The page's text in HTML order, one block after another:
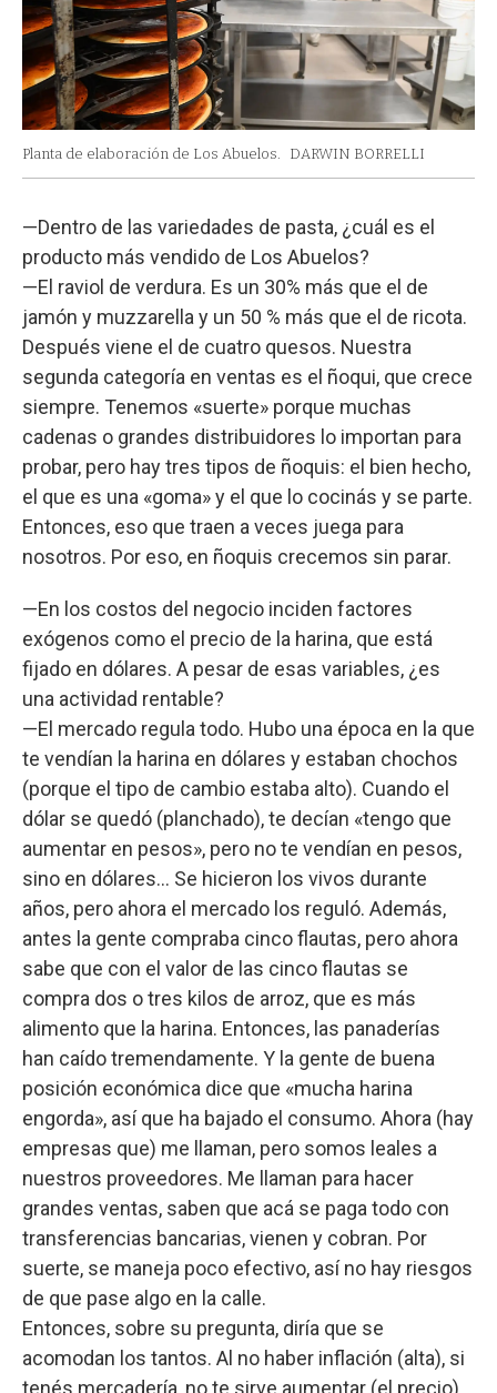
Planta de elaboración de Los Abuelos. DARWIN BORRELLI
—Dentro de las variedades de pasta, ¿cuál es el
producto más vendido de Los Abuelos?
—El raviol de verdura. Es un 30% más que el de
jamón y muzzarella y un 50 % más que el de ricota.
Después viene el de cuatro quesos. Nuestra
segunda categoría en ventas es el ñoqui, que crece
siempre. Tenemos «suerte» porque muchas
cadenas o grandes distribuidores lo importan para
probar, pero hay tres tipos de ñoquis: el bien hecho,
el que es una «goma» y el que lo cocinás y se parte.
Entonces, eso que traen a veces juega para
nosotros. Por eso, en ñoquis crecemos sin parar.
—En los costos del negocio inciden factores
exógenos como el precio de la harina, que está
fijado en dólares. A pesar de esas variables, ¿es
una actividad rentable?
—El mercado regula todo. Hubo una época en la que
te vendían la harina en dólares y estaban chochos
(porque el tipo de cambio estaba alto). Cuando el
dólar se quedó (planchado), te decían «tengo que
aumentar en pesos», pero no te vendían en pesos,
sino en dólares... Se hicieron los vivos durante
años, pero ahora el mercado los reguló. Además,
antes la gente compraba cinco flautas, pero ahora
sabe que con el valor de las cinco flautas se
compra dos o tres kilos de arroz, que es más
alimento que la harina. Entonces, las panaderías
han caído tremendamente. Y la gente de buena
posición económica dice que «mucha harina
engorda», así que ha bajado el consumo. Ahora (hay
empresas que) me llaman, pero somos leales a
nuestros proveedores. Me llaman para hacer
grandes ventas, saben que acá se paga todo con
transferencias bancarias, vienen y cobran. Por
suerte, se maneja poco efectivo, así no hay riesgos
de que pase algo en la calle.
Entonces, sobre su pregunta, diría que se
acomodan los tantos. Al no haber inflación (alta), si